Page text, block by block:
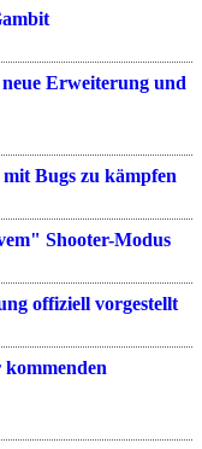
Erweiterung und
Bugs zu kämpfen
Shooter-Modus
offiziell vorgestellt